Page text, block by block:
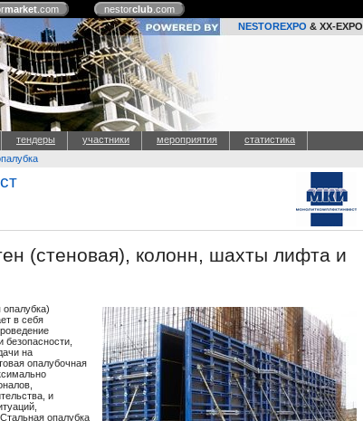
market.com nestorclub.com
NESTOREXPO & XX-EXPO
тендеры участники мероприятия статистика
(стеновая), колонн, шахты лифта и
в себя
на
опалубочная
и
опалубка